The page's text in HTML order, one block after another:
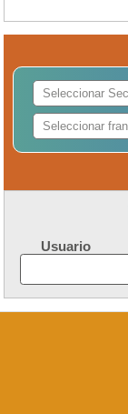
Usuario